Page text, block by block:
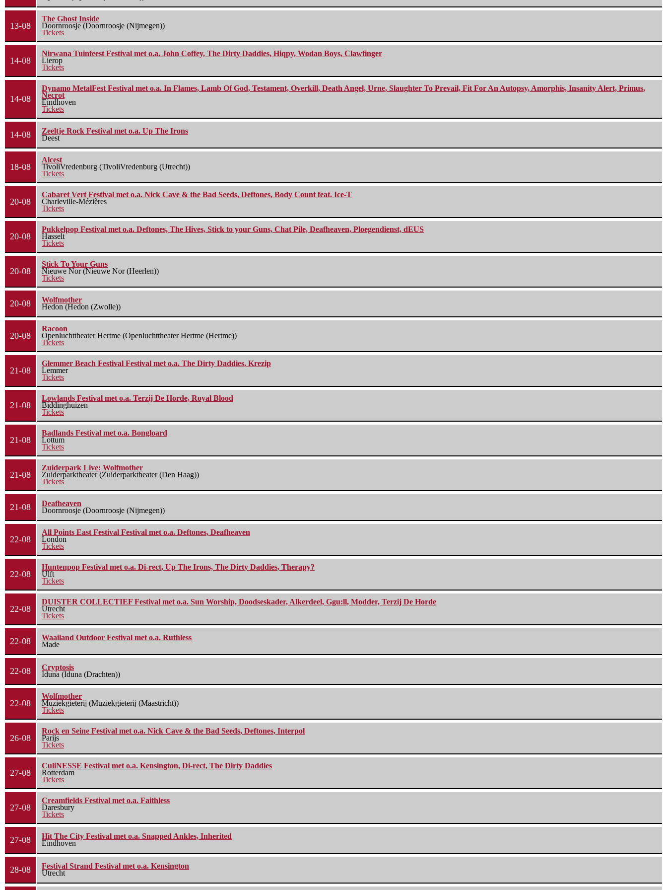
13-08
The Ghost Inside
Doornroosje (Doornroosje (Nijmegen))
Tickets
14-08
Nirwana Tuinfeest Festival met o.a. John Coffey, The Dirty Daddies, Hiqpy, Wodan Boys, Clawfinger
Lierop
Tickets
14-08
Dynamo MetalFest Festival met o.a. In Flames, Lamb Of God, Testament, Overkill, Death Angel, Urne, Slaughter To Prevail, Fit For An Autopsy, Amorphis, Insanity Alert, Primus,
Necrot
Eindhoven
Tickets
14-08
Zeeltje Rock Festival met o.a. Up The Irons
Deest
18-08
Alcest
TivoliVredenburg (TivoliVredenburg (Utrecht))
Tickets
20-08
Cabaret Vert Festival met o.a. Nick Cave & the Bad Seeds, Deftones, Body Count feat. Ice-T
Charleville-Mézières
Tickets
20-08
Pukkelpop Festival met o.a. Deftones, The Hives, Stick to your Guns, Chat Pile, Deafheaven, Ploegendienst, dEUS
Hasselt
Tickets
20-08
Stick To Your Guns
Nieuwe Nor (Nieuwe Nor (Heerlen))
Tickets
20-08
Wolfmother
Hedon (Hedon (Zwolle))
20-08
Racoon
Openluchttheater Hertme (Openluchttheater Hertme (Hertme))
Tickets
21-08
Glemmer Beach Festival Festival met o.a. The Dirty Daddies, Krezip
Lemmer
Tickets
21-08
Lowlands Festival met o.a. Terzij De Horde, Royal Blood
Biddinghuizen
Tickets
21-08
Badlands Festival met o.a. Bongloard
Lottum
Tickets
21-08
Zuiderpark Live: Wolfmother
Zuiderparktheater (Zuiderparktheater (Den Haag))
Tickets
21-08
Deafheaven
Doornroosje (Doornroosje (Nijmegen))
22-08
All Points East Festival Festival met o.a. Deftones, Deafheaven
London
Tickets
22-08
Huntenpop Festival met o.a. Di-rect, Up The Irons, The Dirty Daddies, Therapy?
Ulft
Tickets
22-08
DUISTER COLLECTIEF Festival met o.a. Sun Worship, Doodseskader, Alkerdeel, Ggu:ll, Modder, Terzij De Horde
Utrecht
Tickets
22-08
Waailand Outdoor Festival met o.a. Ruthless
Made
22-08
Cryptosis
Iduna (Iduna (Drachten))
22-08
Wolfmother
Muziekgieterij (Muziekgieterij (Maastricht))
Tickets
26-08
Rock en Seine Festival met o.a. Nick Cave & the Bad Seeds, Deftones, Interpol
Parijs
Tickets
27-08
CuliNESSE Festival met o.a. Kensington, Di-rect, The Dirty Daddies
Rotterdam
Tickets
27-08
Creamfields Festival met o.a. Faithless
Daresbury
Tickets
27-08
Hit The City Festival met o.a. Snapped Ankles, Inherited
Eindhoven
28-08
Festival Strand Festival met o.a. Kensington
Utrecht